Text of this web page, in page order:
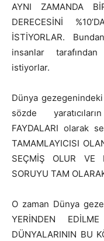
AYNI ZAMANDA
DERECESİNİ
İSTİYORLAR.
insanlar
istiyorlar.
Dünya
sözde
FAYDALARI olarak
TAMAMLAYICISI
SEÇMİŞ OLUR VE
SORUYU TAM
O zaman Dünya
YERİNDEN
DÜNYALARININ BU